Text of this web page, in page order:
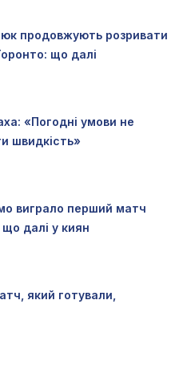
продовжують розривати
що далі
«Погодні умови не
швидкість»
виграло перший матч
що далі у киян
який готували,